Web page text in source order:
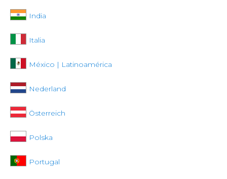
India
Italia
México | Latinoamérica
Nederland
Österreich
Polska
Portugal